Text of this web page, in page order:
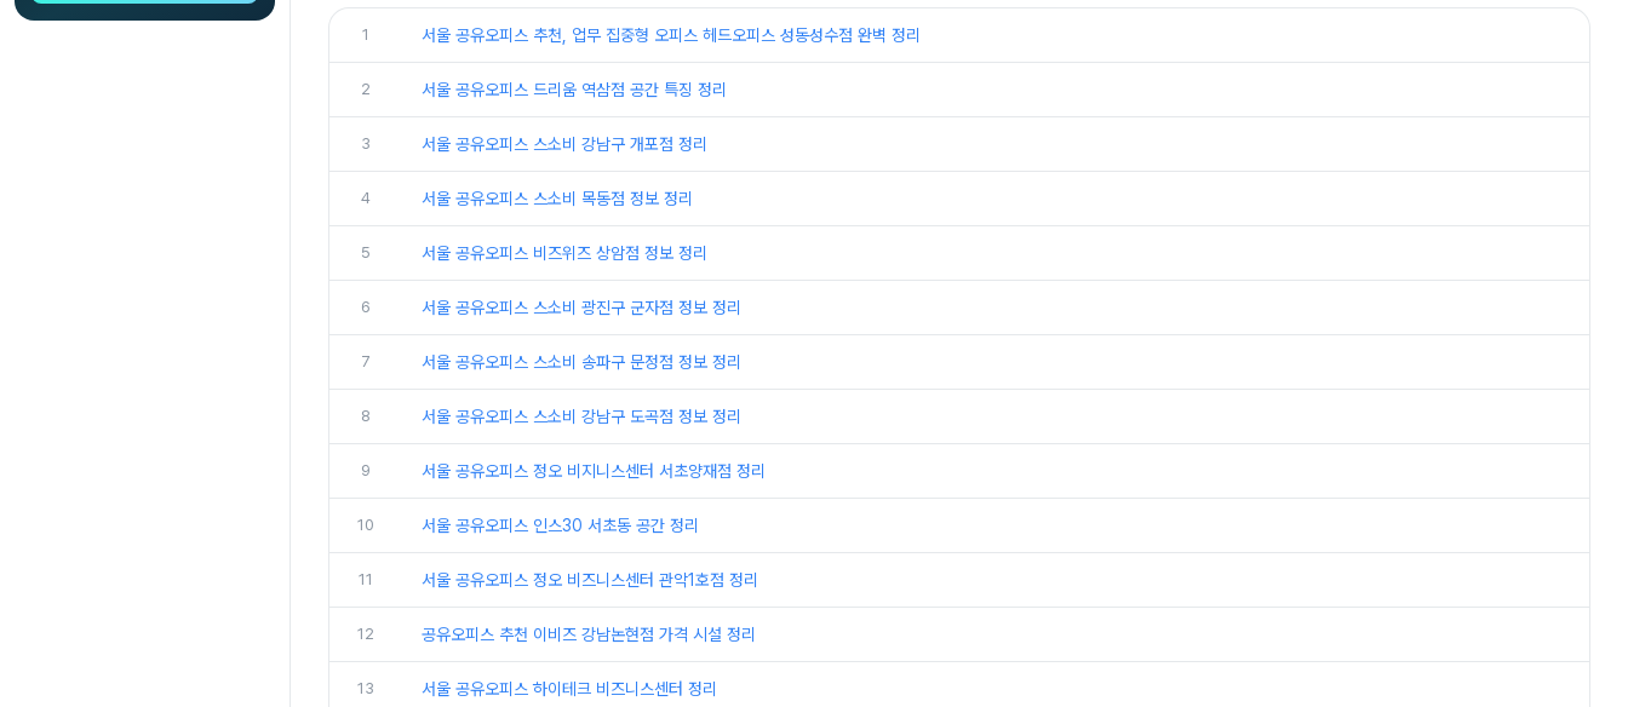
1 서울 공유오피스 추천, 업무 집중형 오피스 헤드오피스 성동성수점 완벽 정리
2 서울 공유오피스 드리움 역삼점 공간 특징 정리
3 서울 공유오피스 스소비 강남구 개포점 정리
4 서울 공유오피스 스소비 목동점 정보 정리
5 서울 공유오피스 비즈위즈 상암점 정보 정리
6 서울 공유오피스 스소비 광진구 군자점 정보 정리
7 서울 공유오피스 스소비 송파구 문정점 정보 정리
8 서울 공유오피스 스소비 강남구 도곡점 정보 정리
9 서울 공유오피스 정오 비지니스센터 서초양재점 정리
10 서울 공유오피스 인스30 서초동 공간 정리
11 서울 공유오피스 정오 비즈니스센터 관악1호점 정리
12 공유오피스 추천 이비즈 강남논현점 가격 시설 정리
13 서울 공유오피스 하이테크 비즈니스센터 정리